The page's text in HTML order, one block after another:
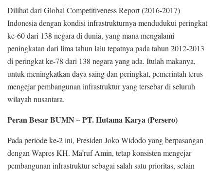
Dilihat dari Global Competitiveness Report (2016-2017)
Indonesia dengan kondisi infrastrukturnya mendudukui peringkat
ke-60 dari 138 negara di dunia, yang mana mengalami
peningkatan dari lima tahun lalu tepatnya pada tahun 2012-2013
di peringkat ke-78 dari 138 negara yang ada. Itulah makanya,
untuk meningkatkan daya saing dan peringkat, pemerintah terus
mengejar pembangunan infrastruktur yang tersebar di seluruh
wilayah nusantara.
Peran Besar BUMN – PT. Hutama Karya (Persero)
Pada periode ke-2 ini, Presiden Joko Widodo yang berpasangan
dengan Wapres KH. Ma’ruf Amin, tetap konsisten mengejar
pembangunan infrastruktur sebagai salah satu prioritas, selain